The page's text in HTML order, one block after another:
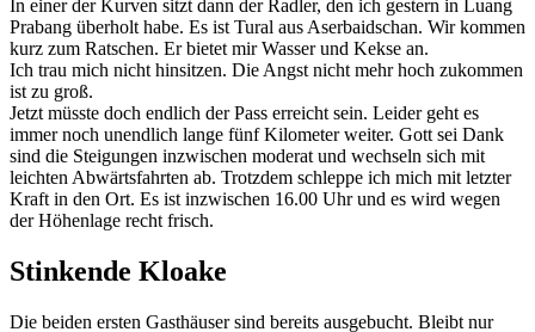
In einer der Kurven sitzt dann der Radler, den ich gestern in Luang
Prabang überholt habe. Es ist Tural aus Aserbaidschan. Wir kommen
kurz zum Ratschen. Er bietet mir Wasser und Kekse an.
Ich trau mich nicht hinsitzen. Die Angst nicht mehr hoch zukommen
ist zu groß.
Jetzt müsste doch endlich der Pass erreicht sein. Leider geht es
immer noch unendlich lange fünf Kilometer weiter. Gott sei Dank
sind die Steigungen inzwischen moderat und wechseln sich mit
leichten Abwärtsfahrten ab. Trotzdem schleppe ich mich mit letzter
Kraft in den Ort. Es ist inzwischen 16.00 Uhr und es wird wegen
der Höhenlage recht frisch.
Stinkende Kloake
Die beiden ersten Gasthäuser sind bereits ausgebucht. Bleibt nur